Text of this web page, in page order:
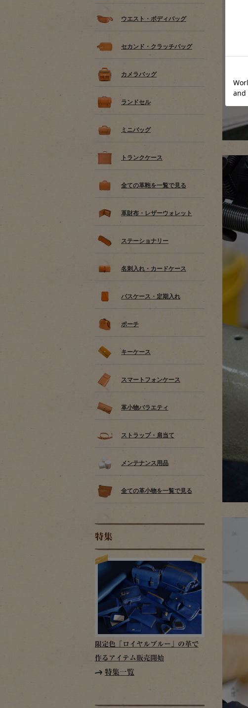
ウエスト・ボディバッグ
セカンド・クラッチバッグ
カメラバッグ
ランドセル
ミニバッグ
トランクケース
全ての革鞄を一覧で見る
革財布・レザーウォレット
ステーショナリー
名刺入れ・カードケース
パスケース・定期入れ
ポーチ
キーケース
スマートフォンケース
革小物バラエティ
ストラップ・肩当て
メンテナンス用品
全ての革小物を一覧で見る
特集
限定色「ロイヤルブルー」の革で
作るアイテム販売開始
特集一覧